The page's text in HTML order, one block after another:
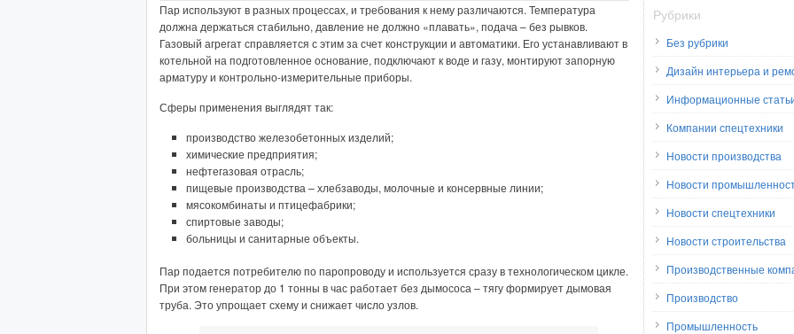
Пар используют в разных процессах, и требования к нему различаются. Температура
должна держаться стабильно, давление не должно «плавать», подача – без рывков.
Газовый агрегат справляется с этим за счет конструкции и автоматики. Его устанавливают в
котельной на подготовленное основание, подключают к воде и газу, монтируют запорную
арматуру и контрольно-измерительные приборы.
Сферы применения выглядят так:
производство железобетонных изделий;
химические предприятия;
нефтегазовая отрасль;
пищевые производства – хлебзаводы, молочные и консервные линии;
мясокомбинаты и птицефабрики;
спиртовые заводы;
больницы и санитарные объекты.
Пар подается потребителю по паропроводу и используется сразу в технологическом цикле.
При этом генератор до 1 тонны в час работает без дымососа – тягу формирует дымовая
труба. Это упрощает схему и снижает число узлов.
Рубрики
Без рубрики
Дизайн интерьера и
Информационные
Компании спецтехники
Новости производства
Новости
Новости спецтехники
Новости строительства
Производственные
Производство
Промышленность